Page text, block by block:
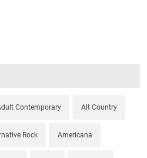
Contemporary Alt Country
Rock Americana